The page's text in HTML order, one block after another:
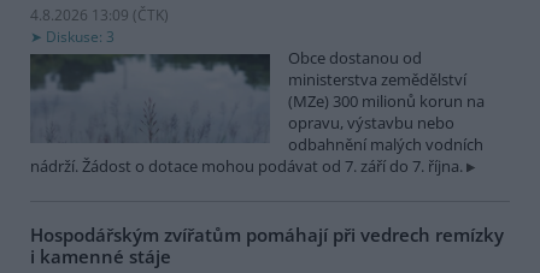
4.8.2026 13:09 (ČTK)
Diskuse: 3
Obce dostanou od
ministerstva zemědělství
(MZe) 300 milionů korun na
opravu, výstavbu nebo
odbahnění malých vodních
nádrží. Žádost o dotace mohou podávat od 7. září do 7. října.
Hospodářským zvířatům pomáhají při vedrech remízky
i kamenné stáje